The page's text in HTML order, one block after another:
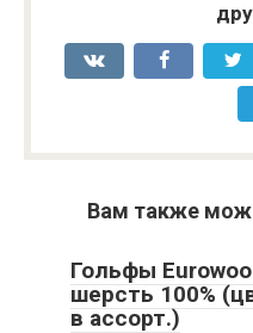
Вам также
Гольфы
шерсть 100%
в ассорт.)